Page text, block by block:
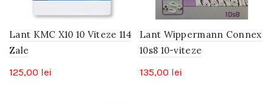
Lant KMC X10 10 Viteze 114
Zale
125,00 lei
Lant Wippermann Connex
10s8 10-viteze
135,00 lei